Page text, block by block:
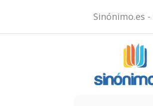
Sinónimo.es -